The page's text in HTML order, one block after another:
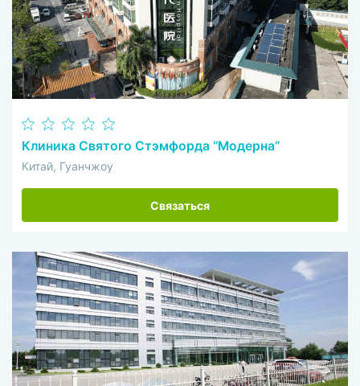
Клиника Святого Стэмфорда “Модерна”
Китай, Гуанчжоу
Связаться